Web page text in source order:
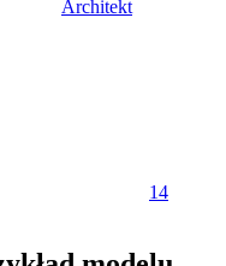
Architekt
14